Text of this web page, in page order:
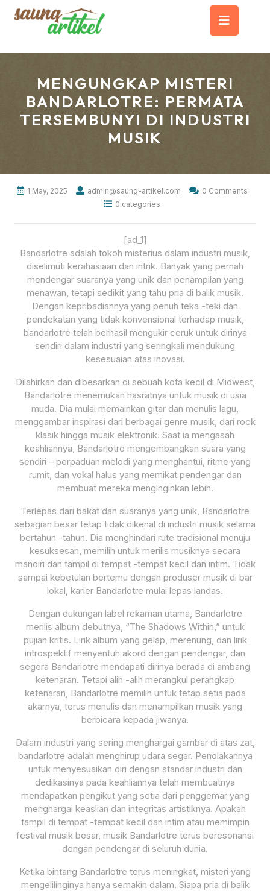
MENGUNGKAP MISTERI
BANDARLOTRE: PERMATA
TERSEMBUNYI DI INDUSTRI
MUSIK
1 May, 2025 admin@saung-artikel.com
0 Comments
0 categories
[ad_1]
Bandarlotre adalah tokoh misterius dalam industri musik,
diselimuti kerahasiaan dan intrik. Banyak yang pernah
mendengar suaranya yang unik dan penampilan yang
menawan, tetapi sedikit yang tahu pria di balik musik.
Dengan kepribadiannya yang penuh teka -teki dan
pendekatan yang tidak konvensional terhadap musik,
bandarlotre telah berhasil mengukir ceruk untuk dirinya
sendiri dalam industri yang seringkali mendukung
kesesuaian atas inovasi.
Dilahirkan dan dibesarkan di sebuah kota kecil di Midwest,
Bandarlotre menemukan hasratnya untuk musik di usia
muda. Dia mulai memainkan gitar dan menulis lagu,
menggambar inspirasi dari berbagai genre musik, dari rock
klasik hingga musik elektronik. Saat ia mengasah
keahliannya, Bandarlotre mengembangkan suara yang
sendiri – perpaduan melodi yang menghantui, ritme yang
rumit, dan vokal halus yang memikat pendengar dan
membuat mereka menginginkan lebih.
Terlepas dari bakat dan suaranya yang unik, Bandarlotre
sebagian besar tetap tidak dikenal di industri musik selama
bertahun -tahun. Dia menghindari rute tradisional menuju
kesuksesan, memilih untuk merilis musiknya secara
mandiri dan tampil di tempat -tempat kecil dan intim. Tidak
sampai kebetulan bertemu dengan produser musik di bar
lokal, karier Bandarlotre mulai lepas landas.
Dengan dukungan label rekaman utama, Bandarlotre
merilis album debutnya, “The Shadows Within,” untuk
pujian kritis. Lirik album yang gelap, merenung, dan lirik
introspektif menyentuh akord dengan pendengar, dan
segera Bandarlotre mendapati dirinya berada di ambang
ketenaran. Tetapi alih -alih merangkul perangkap
ketenaran, Bandarlotre memilih untuk tetap setia pada
akarnya, terus menulis dan menampilkan musik yang
berbicara kepada jiwanya.
Dalam industri yang sering menghargai gambar di atas zat,
bandarlotre adalah menghirup udara segar. Penolakannya
untuk menyesuaikan diri dengan standar industri dan
dedikasinya pada keahliannya telah membuatnya
mendapatkan pengikut yang setia dari penggemar yang
menghargai keaslian dan integritas artistiknya. Apakah
tampil di tempat -tempat kecil dan intim atau memimpin
festival musik besar, musik Bandarlotre terus beresonansi
dengan pendengar di seluruh dunia.
Ketika bintang Bandarlotre terus meningkat, misteri yang
mengelilinginya hanya semakin dalam. Siapa pria di balik